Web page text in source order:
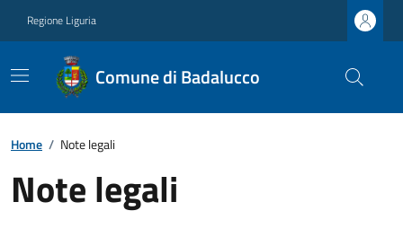
Regione Liguria
Comune di Badalucco
Home / Note legali
Note legali